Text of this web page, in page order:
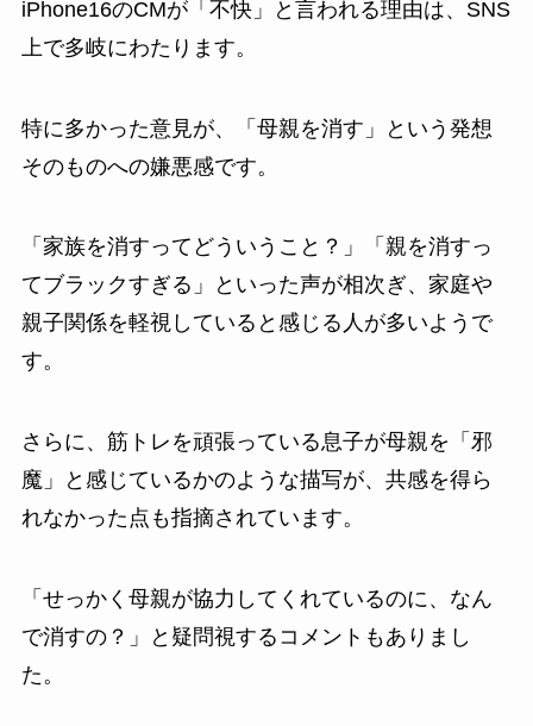
iPhone16のCMが「不快」と言われる理由は、SNS
上で多岐にわたります。
特に多かった意見が、「母親を消す」という発想
そのものへの嫌悪感です。
「家族を消すってどういうこと？」「親を消すっ
てブラックすぎる」といった声が相次ぎ、家庭や
親子関係を軽視していると感じる人が多いようで
す。
さらに、筋トレを頑張っている息子が母親を「邪
魔」と感じているかのような描写が、共感を得ら
れなかった点も指摘されています。
「せっかく母親が協力してくれているのに、なん
で消すの？」と疑問視するコメントもありまし
た。